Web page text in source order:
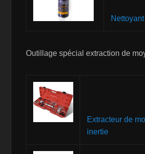
Outillage spécial extraction de
Extracteur de
inertie